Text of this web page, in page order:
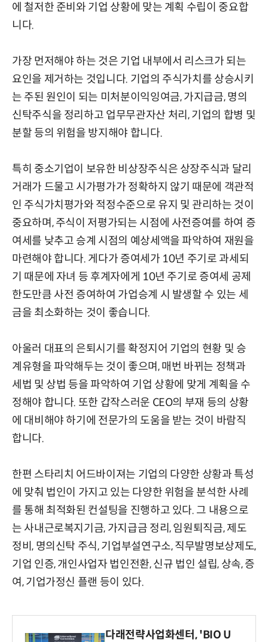
에 철저한 준비와 기업 상황에 맞는 계획 수립이 중요합
니다.
가장 먼저해야 하는 것은 기업 내부에서 리스크가 되는
요인을 제거하는 것입니다. 기업의 주식가치를 상승시키
는 주된 원인이 되는 미처분이익잉여금, 가지급금, 명의
신탁주식을 정리하고 업무무관자산 처리, 기업의 합병 및
분할 등의 위험을 방지해야 합니다.
특히 중소기업이 보유한 비상장주식은 상장주식과 달리
거래가 드물고 시가평가가 정확하지 않기 때문에 객관적
인 주식가치평가와 적정수준으로 유지 및 관리하는 것이
중요하며, 주식이 저평가되는 시점에 사전증여를 하여 증
여세를 낮추고 승계 시점의 예상세액을 파악하여 재원을
마련해야 합니다. 게다가 증여세가 10년 주기로 과세되
기 때문에 자녀 등 후계자에게 10년 주기로 증여세 공제
한도만큼 사전 증여하여 가업승계 시 발생할 수 있는 세
금을 최소화하는 것이 좋습니다.
아울러 대표의 은퇴시기를 확정지어 기업의 현황 및 승
계유형을 파악해두는 것이 좋으며, 매번 바뀌는 정책과
세법 및 상법 등을 파악하여 기업 상황에 맞게 계획을 수
정해야 합니다. 또한 갑작스러운 CEO의 부재 등의 상황
에 대비해야 하기에 전문가의 도움을 받는 것이 바람직
합니다.
한편 스타리치 어드바이져는 기업의 다양한 상황과 특성
에 맞춰 법인이 가지고 있는 다양한 위험을 분석한 사례
를 통해 최적화된 컨설팅을 진행하고 있다. 그 내용으로
는 사내근로복지기금, 가지급금 정리, 임원퇴직금, 제도
정비, 명의신탁 주식, 기업부설연구소, 직무발명보상제도,
기업 인증, 개인사업자 법인전환, 신규 법인 설립, 상속, 증
여, 기업가정신 플랜 등이 있다.
다래전략사업화센터, 'BIO U